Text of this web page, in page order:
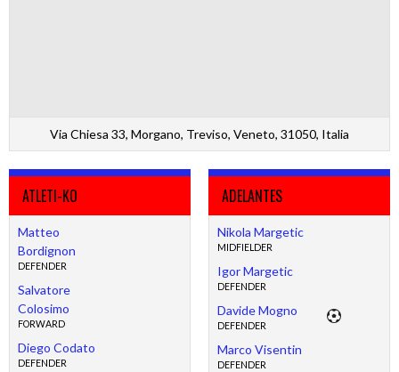
Via Chiesa 33, Morgano, Treviso, Veneto, 31050, Italia
ATLETI-KO
Matteo
Bordignon
DEFENDER
Salvatore
Colosimo
FORWARD
Diego Codato
DEFENDER
ADELANTES
Nikola Margetic
MIDFIELDER
Igor Margetic
DEFENDER
Davide Mogno
DEFENDER
Marco Visentin
DEFENDER